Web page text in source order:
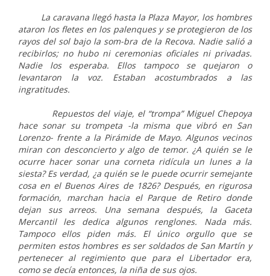
La caravana llegó hasta la Plaza Mayor, los hombres
ataron los fletes en los palenques y se protegieron de los
rayos del sol bajo la som-bra de la Recova. Nadie salió a
recibirlos; no hubo ni ceremonias oficiales ni privadas.
Nadie los esperaba. Ellos tampoco se quejaron o
levantaron la voz. Estaban acostumbrados a las
ingratitudes.
Repuestos del viaje, el “trompa” Miguel Chepoya
hace sonar su trompeta -la misma que vibró en San
Lorenzo- frente a la Pirámide de Mayo. Algunos vecinos
miran con desconcierto y algo de temor. ¿A quién se le
ocurre hacer sonar una corneta ridícula un lunes a la
siesta? Es verdad, ¿a quién se le puede ocurrir semejante
cosa en el Buenos Aires de 1826? Después, en rigurosa
formación, marchan hacia el Parque de Retiro donde
dejan sus arreos. Una semana después, la Gaceta
Mercantil les dedica algunos renglones. Nada más.
Tampoco ellos piden más. El único orgullo que se
permiten estos hombres es ser soldados de San Martín y
pertenecer al regimiento que para el Libertador era,
como se decía entonces, la niña de sus ojos.